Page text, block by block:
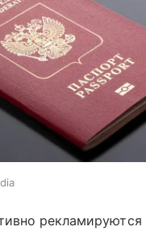
рекламируются